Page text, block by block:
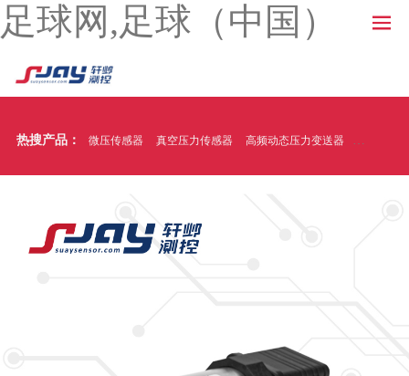
足球网,足球（中国）
热搜产品： 微压传感器 真空压力传感器 高频动态压力变送器 温压一体